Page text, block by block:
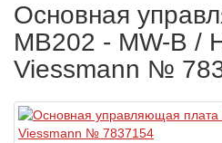
Основная
MB202 - MW-B /
Viessmann №